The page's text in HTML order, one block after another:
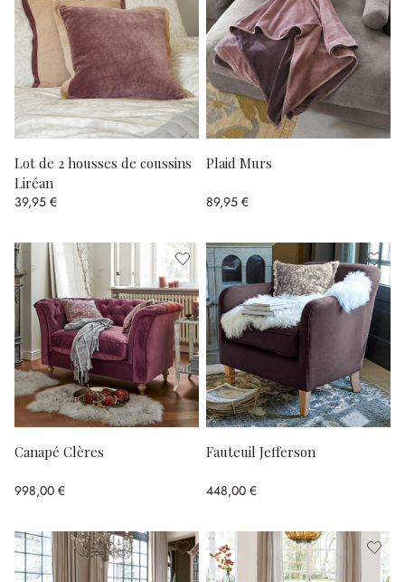
Lot de 2 housses de coussins
Liréan
39,95 €
Plaid Murs
89,95 €
Canapé Clères
998,00 €
Fauteuil Jefferson
448,00 €